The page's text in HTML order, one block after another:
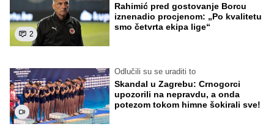
2
Rahimić pred gostovanje Borcu
iznenadio procjenom: „Po kvalitetu
smo četvrta ekipa lige“
Odlučili su se uraditi to
Skandal u Zagrebu: Crnogorci
upozorili na nepravdu, a onda
potezom tokom himne šokirali sve!